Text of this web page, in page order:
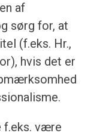
af
sørg for, at
(f.eks. Hr.,
hvis det er
f.eks. være